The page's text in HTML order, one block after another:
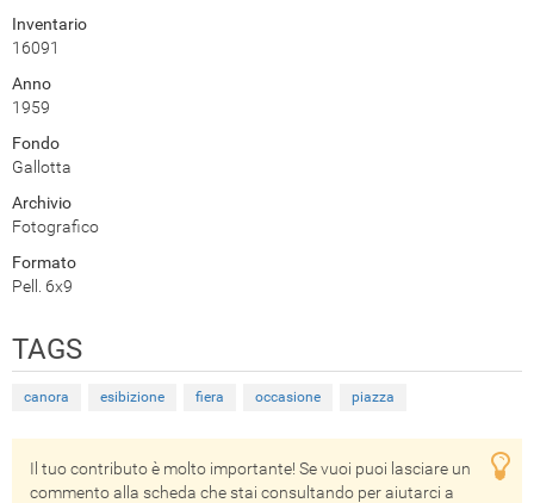
Inventario
16091
Anno
1959
Fondo
Gallotta
Archivio
Fotografico
Formato
Pell. 6x9
TAGS
canora esibizione fiera occasione piazza
Il tuo contributo è molto importante! Se vuoi puoi lasciare un
commento alla scheda che stai consultando per aiutarci a